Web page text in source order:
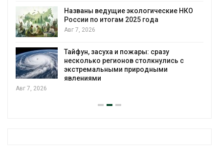
В китайской провинции Шэньси из-за
паводков эвакуировали более 140 тыс.
Авг 6, 2026
МЕГА и ВкусВилл установили
экообменники для сбора вторсырья